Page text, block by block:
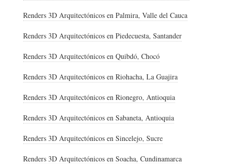
Renders 3D Arquitectónicos en Palmira, Valle del Cauca
Renders 3D Arquitectónicos en Piedecuesta, Santander
Renders 3D Arquitectónicos en Quibdó, Chocó
Renders 3D Arquitectónicos en Riohacha, La Guajira
Renders 3D Arquitectónicos en Rionegro, Antioquia
Renders 3D Arquitectónicos en Sabaneta, Antioquia
Renders 3D Arquitectónicos en Sincelejo, Sucre
Renders 3D Arquitectónicos en Soacha, Cundinamarca